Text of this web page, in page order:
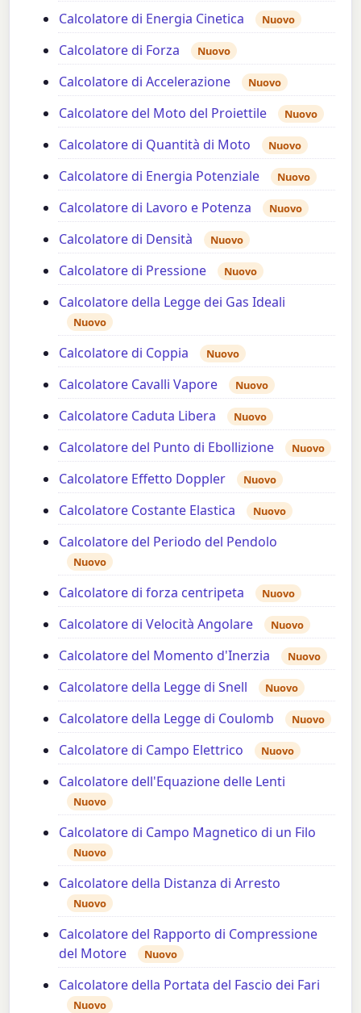
Calcolatore di Energia Cinetica Nuovo
Calcolatore di Forza Nuovo
Calcolatore di Accelerazione Nuovo
Calcolatore del Moto del Proiettile Nuovo
Calcolatore di Quantità di Moto Nuovo
Calcolatore di Energia Potenziale Nuovo
Calcolatore di Lavoro e Potenza Nuovo
Calcolatore di Densità Nuovo
Calcolatore di Pressione Nuovo
Calcolatore della Legge dei Gas Ideali
Nuovo
Calcolatore di Coppia Nuovo
Calcolatore Cavalli Vapore Nuovo
Calcolatore Caduta Libera Nuovo
Calcolatore del Punto di Ebollizione Nuovo
Calcolatore Effetto Doppler Nuovo
Calcolatore Costante Elastica Nuovo
Calcolatore del Periodo del Pendolo
Nuovo
Calcolatore di forza centripeta Nuovo
Calcolatore di Velocità Angolare Nuovo
Calcolatore del Momento d'Inerzia Nuovo
Calcolatore della Legge di Snell Nuovo
Calcolatore della Legge di Coulomb Nuovo
Calcolatore di Campo Elettrico Nuovo
Calcolatore dell'Equazione delle Lenti
Nuovo
Calcolatore di Campo Magnetico di un Filo
Nuovo
Calcolatore della Distanza di Arresto
Nuovo
Calcolatore del Rapporto di Compressione
del Motore
Nuovo
Calcolatore della Portata del Fascio dei Fari
Nuovo